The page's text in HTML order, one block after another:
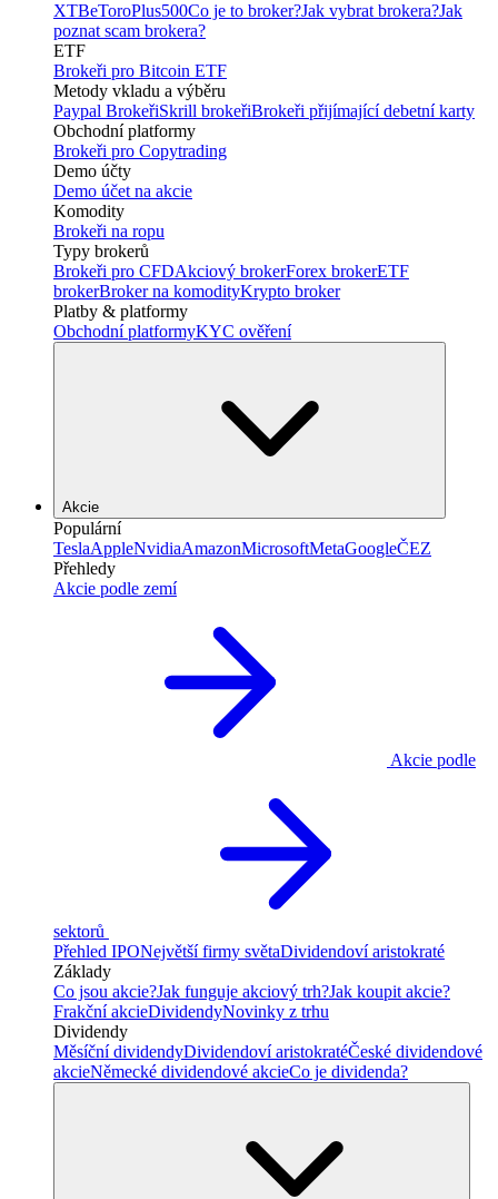
XTBeToroPlus500Co je to broker?Jak vybrat brokera?Jak
poznat scam brokera?
ETF
Brokeři pro Bitcoin ETF
Metody vkladu a výběru
Paypal BrokeřiSkrill brokeřiBrokeři přijímající debetní karty
Obchodní platformy
Brokeři pro Copytrading
Demo účty
Demo účet na akcie
Komodity
Brokeři na ropu
Typy brokerů
Brokeři pro CFDAkciový brokerForex brokerETF
brokerBroker na komodityKrypto broker
Platby & platformy
Obchodní platformyKYC ověření
Akcie
Populární
TeslaAppleNvidiaAmazonMicrosoftMetaGoogleČEZ
Přehledy
Akcie podle zemí
Akcie podle
sektorů
Přehled IPONejvětší firmy světaDividendoví aristokraté
Základy
Co jsou akcie?Jak funguje akciový trh?Jak koupit akcie?
Frakční akcieDividendyNovinky z trhu
Dividendy
Měsíční dividendyDividendoví aristokratéČeské dividendové
akcieNěmecké dividendové akcieCo je dividenda?